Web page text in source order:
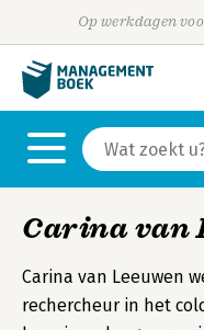
Op werkdagen
Carina van
Carina van Leeuwen
rechercheur in het